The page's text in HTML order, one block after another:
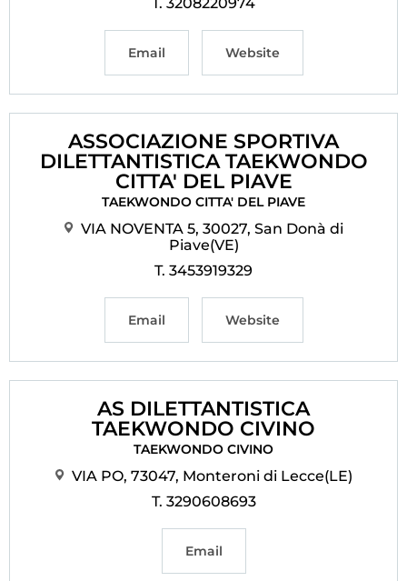
T. 3208220974
Email Website
ASSOCIAZIONE SPORTIVA
DILETTANTISTICA TAEKWONDO
CITTA' DEL PIAVE
TAEKWONDO CITTA' DEL PIAVE
VIA NOVENTA 5, 30027, San Donà di
Piave(VE)
T. 3453919329
Email Website
AS DILETTANTISTICA
TAEKWONDO CIVINO
TAEKWONDO CIVINO
VIA PO, 73047, Monteroni di Lecce(LE)
T. 3290608693
Email